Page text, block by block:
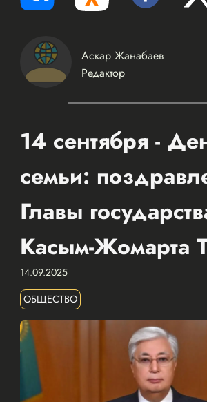
Аскар Жанабаев
Редактор
14 сентября -
семьи:
Главы
Касым-Жомарта
14.09.2025
ОБЩЕСТВО